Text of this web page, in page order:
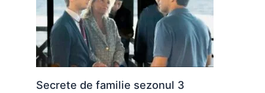
Secrete de familie sezonul 3